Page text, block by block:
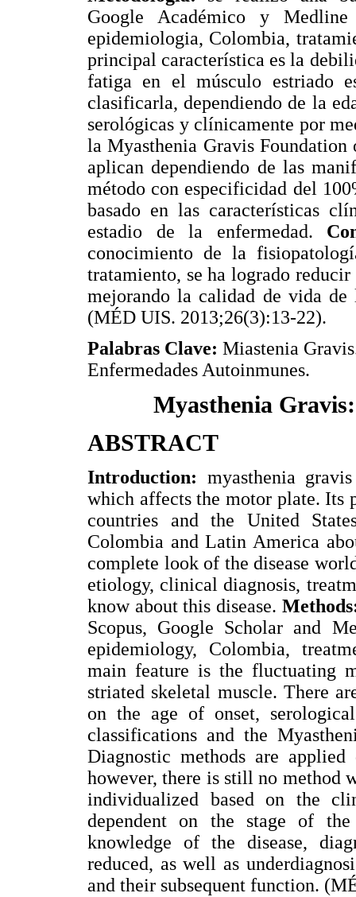
Google Académico y
epidemiologia, Colombia,
principal característica es la
fatiga en el músculo estriado
clasificarla, dependiendo de la
serológicas y clínicamente por
la Myasthenia Gravis
aplican dependiendo de las
método con especificidad del
basado en las características
estadio de la enfermedad.
conocimiento de la
tratamiento, se ha logrado
mejorando la calidad de vida de
(MÉD UIS. 2013;26(3):13-22).
Palabras Clave: Miastenia
Enfermedades Autoinmunes.
Myasthenia
ABSTRACT
Introduction: myasthenia
which affects the motor plate. Its
countries and the United
Colombia and Latin America
complete look of the disease
etiology, clinical diagnosis,
know about this disease.
Scopus, Google Scholar and
epidemiology, Colombia,
main feature is the fluctuating
striated skeletal muscle. There
on the age of onset,
classifications and the
Diagnostic methods are
however, there is still no method
individualized based on the
dependent on the stage of
knowledge of the disease,
reduced, as well as
and their subsequent function.